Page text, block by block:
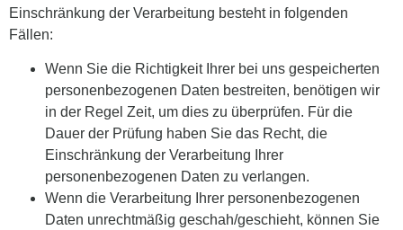
Einschränkung der Verarbeitung besteht in folgenden
Fällen:
Wenn Sie die Richtigkeit Ihrer bei uns gespeicherten
personenbezogenen Daten bestreiten, benötigen wir
in der Regel Zeit, um dies zu überprüfen. Für die
Dauer der Prüfung haben Sie das Recht, die
Einschränkung der Verarbeitung Ihrer
personenbezogenen Daten zu verlangen.
Wenn die Verarbeitung Ihrer personenbezogenen
Daten unrechtmäßig geschah/geschieht, können Sie